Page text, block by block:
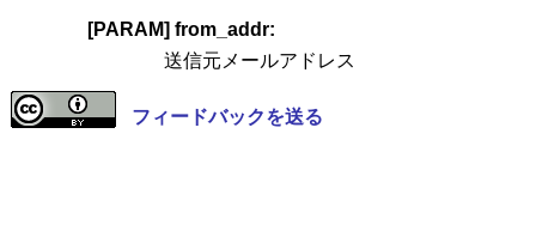
[PARAM] from_addr:
送信元メールアドレス
フィードバックを送る